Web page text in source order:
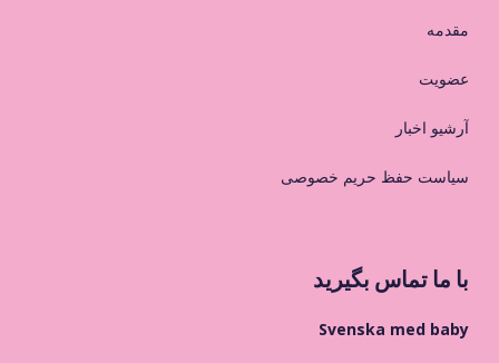
مقدمه
عضویت
آرشیو اخبار
سیاست حفظ حریم خصوصی
با ما تماس بگیرید
Svenska med baby